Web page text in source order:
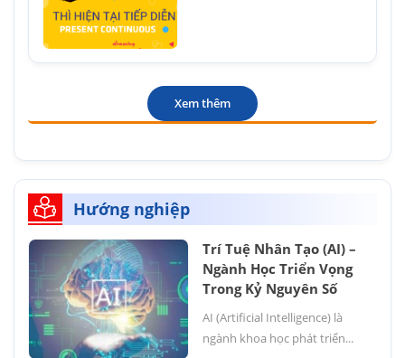
Xem thêm
Hướng nghiệp
Trí Tuệ Nhân Tạo (AI) –
Ngành Học Triển Vọng
Trong Kỷ Nguyên Số
AI (Artificial Intelligence) là
ngành khoa học phát triển...